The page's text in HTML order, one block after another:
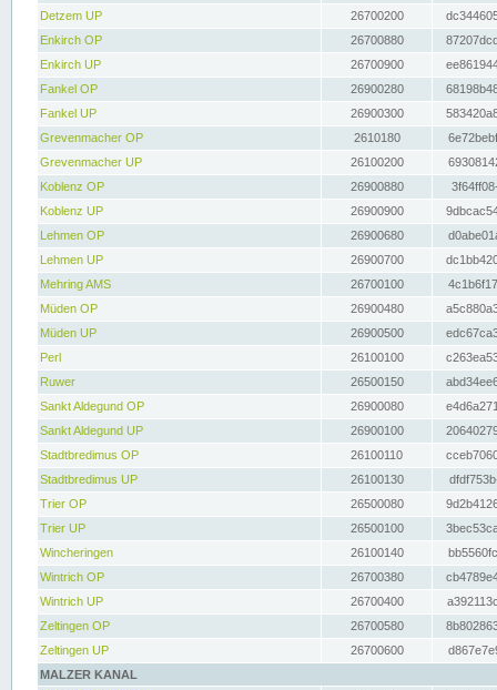
Detzem UP
26700200
Enkirch OP
26700880
Enkirch UP
26700900
Fankel OP
26900280
Fankel UP
26900300
Grevenmacher OP
2610180
Grevenmacher UP
26100200
Koblenz OP
26900880
Koblenz UP
26900900
Lehmen OP
26900680
Lehmen UP
26900700
Mehring AMS
26700100
Müden OP
26900480
Müden UP
26900500
Perl
26100100
Ruwer
26500150
Sankt Aldegund OP
26900080
Sankt Aldegund UP
26900100
Stadtbredimus OP
26100110
Stadtbredimus UP
26100130
Trier OP
26500080
Trier UP
26500100
Wincheringen
26100140
Wintrich OP
26700380
Wintrich UP
26700400
Zeltingen OP
26700580
Zeltingen UP
26700600
MALZER KANAL